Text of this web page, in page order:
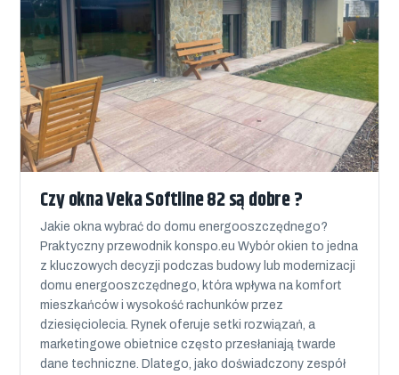
Czy okna Veka Softline 82 są dobre ?
Jakie okna wybrać do domu energooszczędnego?
Praktyczny przewodnik konspo.eu Wybór okien to jedna
z kluczowych decyzji podczas budowy lub modernizacji
domu energooszczędnego, która wpływa na komfort
mieszkańców i wysokość rachunków przez
dziesięciolecia. Rynek oferuje setki rozwiązań, a
marketingowe obietnice często przesłaniają twarde
dane techniczne. Dlatego, jako doświadczony zespół